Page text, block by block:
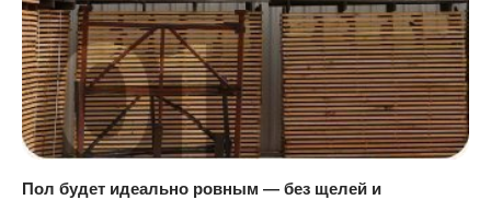
Пол будет идеально ровным — без щелей и